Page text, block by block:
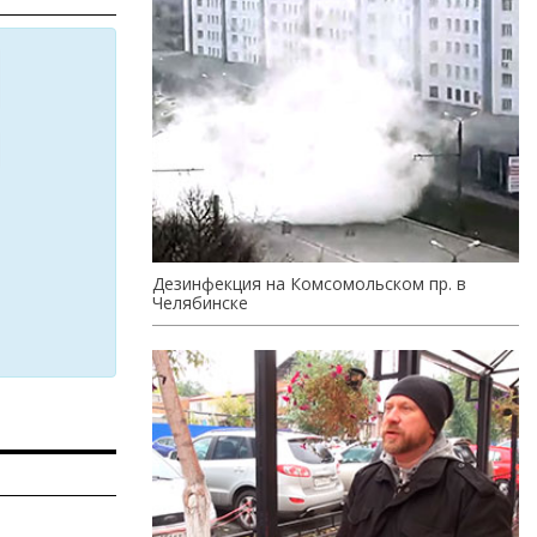
Дезинфекция на Комсомольском пр. в
Челябинске